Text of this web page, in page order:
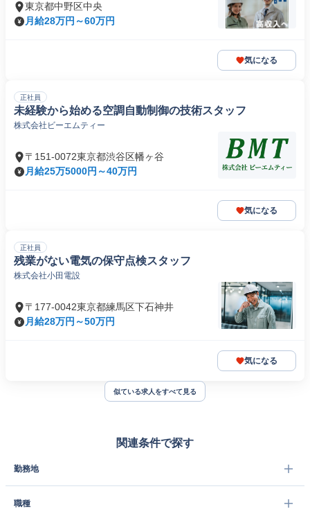
東京都中野区中央
月給28万円～60万円
気になる
正社員
未経験から始める空調自動制御の技術スタッフ
株式会社ビーエムティー
〒151-0072東京都渋谷区幡ヶ谷
月給25万5000円～40万円
気になる
正社員
残業がない電気の保守点検スタッフ
株式会社小田電設
〒177-0042東京都練馬区下石神井
月給28万円～50万円
気になる
似ている求人をすべて見る
関連条件で探す
勤務地
職種